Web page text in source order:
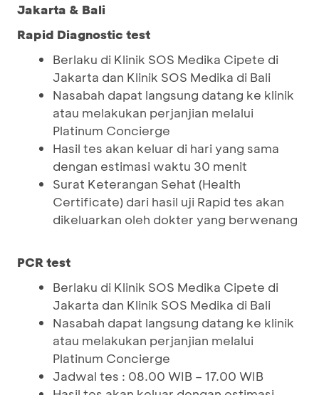
Jakarta & Bali
Rapid Diagnostic test
Berlaku di Klinik SOS Medika Cipete di
Jakarta dan Klinik SOS Medika di Bali
Nasabah dapat langsung datang ke klinik
atau melakukan perjanjian melalui
Platinum Concierge
Hasil tes akan keluar di hari yang sama
dengan estimasi waktu 30 menit
Surat Keterangan Sehat (Health
Certificate) dari hasil uji Rapid tes akan
dikeluarkan oleh dokter yang berwenang
PCR test
Berlaku di Klinik SOS Medika Cipete di
Jakarta dan Klinik SOS Medika di Bali
Nasabah dapat langsung datang ke klinik
atau melakukan perjanjian melalui
Platinum Concierge
Jadwal tes : 08.00 WIB – 17.00 WIB